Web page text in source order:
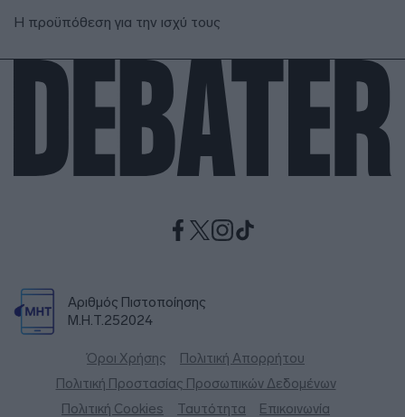
Η προϋπόθεση για την ισχύ τους
Αριθμός Πιστοποίησης
Μ.Η.Τ.252024
Όροι Χρήσης
Πολιτική Απορρήτου
Πολιτική Προστασίας Προσωπικών Δεδομένων
Πολιτική Cookies
Ταυτότητα Επικοινωνία